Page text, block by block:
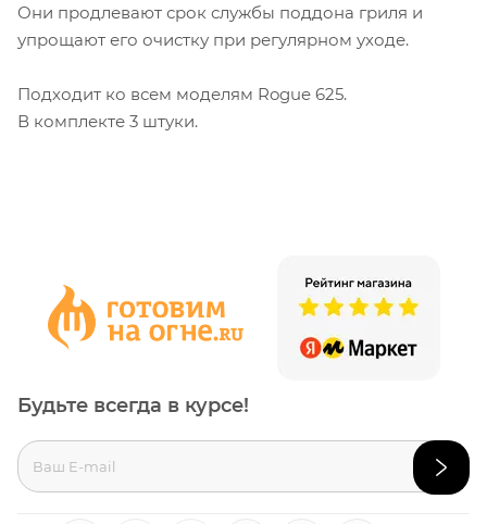
Они продлевают срок службы поддона гриля и
упрощают его очистку при регулярном уходе.
Подходит ко всем моделям Rogue 625.
В комплекте 3 штуки.
Будьте всегда в курсе!